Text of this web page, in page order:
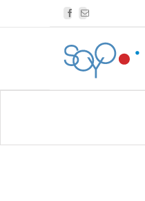
Facebook